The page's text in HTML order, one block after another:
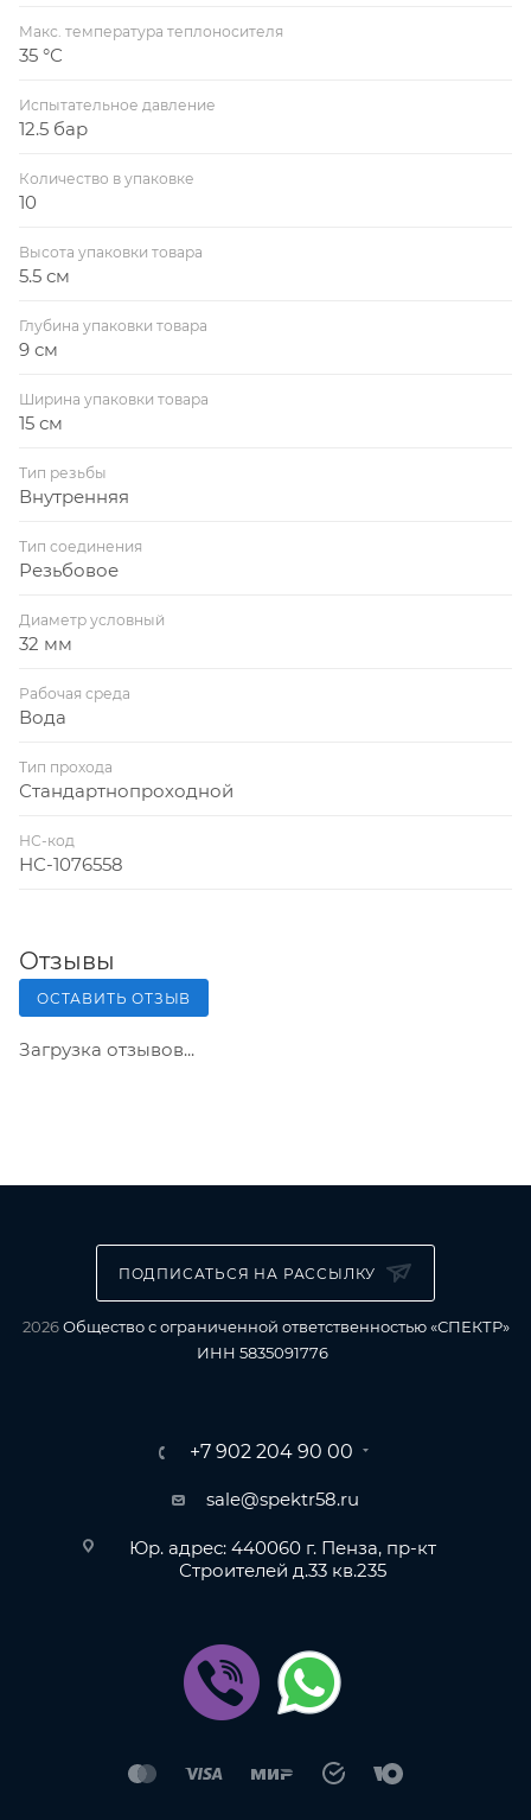
Макс. температура теплоносителя
35 °С
Испытательное давление
12.5 бар
Количество в упаковке
10
Высота упаковки товара
5.5 см
Глубина упаковки товара
9 см
Ширина упаковки товара
15 см
Тип резьбы
Внутренняя
Тип соединения
Резьбовое
Диаметр условный
32 мм
Рабочая среда
Вода
Тип прохода
Стандартнопроходной
НС-код
НС-1076558
Отзывы
ОСТАВИТЬ ОТЗЫВ
Загрузка отзывов...
ПОДПИСАТЬСЯ НА РАССЫЛКУ
2026Общество с ограниченной ответственностью «СПЕКТР»
ИНН 5835091776
+7 902 204 90 00
sale@spektr58.ru
Юр. адрес: 440060 г. Пенза, пр-кт
Строителей д.33 кв.235